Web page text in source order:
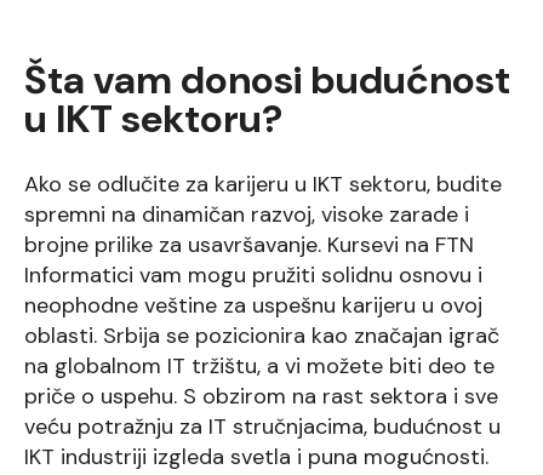
Šta vam donosi budućnost
u IKT sektoru?
Ako se odlučite za karijeru u IKT sektoru, budite
spremni na dinamičan razvoj, visoke zarade i
brojne prilike za usavršavanje. Kursevi na FTN
Informatici vam mogu pružiti solidnu osnovu i
neophodne veštine za uspešnu karijeru u ovoj
oblasti. Srbija se pozicionira kao značajan igrač
na globalnom IT tržištu, a vi možete biti deo te
priče o uspehu. S obzirom na rast sektora i sve
veću potražnju za IT stručnjacima, budućnost u
IKT industriji izgleda svetla i puna mogućnosti.